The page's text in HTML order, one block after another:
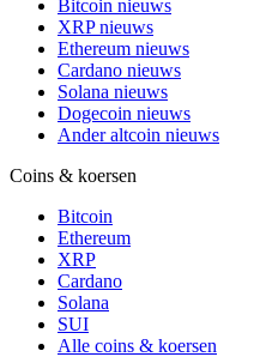
Bitcoin nieuws
XRP nieuws
Ethereum nieuws
Cardano nieuws
Solana nieuws
Dogecoin nieuws
Ander altcoin nieuws
Coins & koersen
Bitcoin
Ethereum
XRP
Cardano
Solana
SUI
Alle coins & koersen